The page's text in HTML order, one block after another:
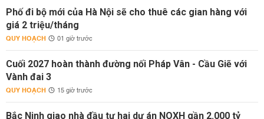
Phố đi bộ mới của Hà Nội sẽ cho thuê các gian hàng với
giá 2 triệu/tháng
QUY HOẠCH 01 giờ trước
Cuối 2027 hoàn thành đường nối Pháp Vân - Cầu Giẽ với
Vành đai 3
QUY HOẠCH 15 giờ trước
Bắc Ninh giao nhà đầu tư hai dự án NOXH gần 2.000 tỷ